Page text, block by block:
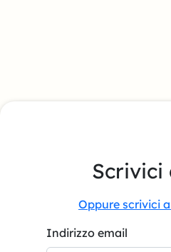
Scrivici
Oppure scrivici
Indirizzo email